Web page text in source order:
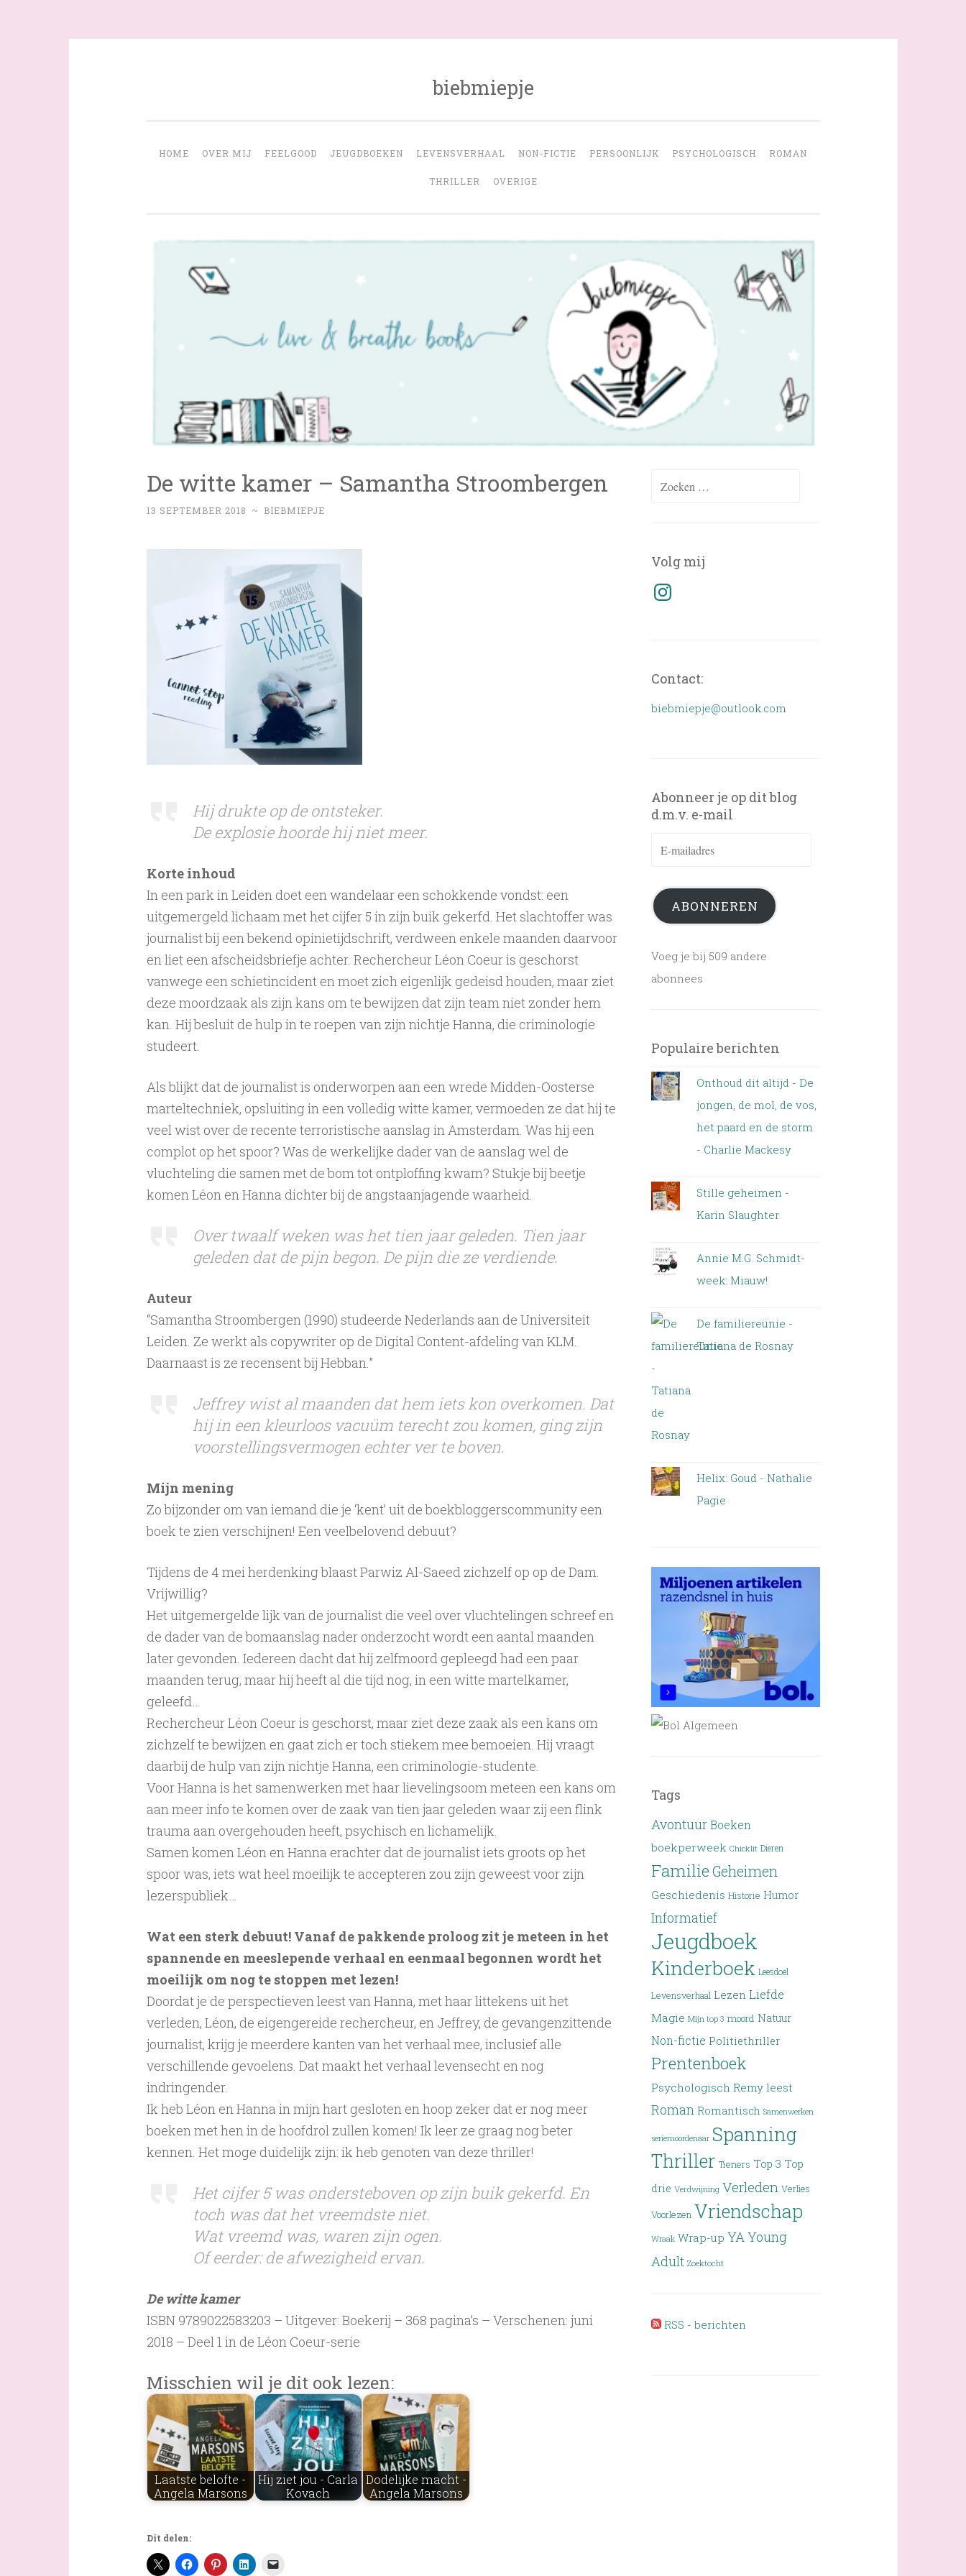
biebmiepje
HOME OVER MIJ FEELGOOD JEUGDBOEKEN LEVENSVERHAAL NON-FICTIE PERSOONLIJK PSYCHOLOGISCH ROMAN
THRILLER OVERIGE
De witte kamer – Samantha Stroombergen
13 SEPTEMBER 2018 ~ BIEBMIEPJE
Hij drukte op de ontsteker.
De explosie hoorde hij niet meer.
Korte inhoud
In een park in Leiden doet een wandelaar een schokkende vondst: een
uitgemergeld lichaam met het cijfer 5 in zijn buik gekerfd. Het slachtoffer was
journalist bij een bekend opinietijdschrift, verdween enkele maanden daarvoor
en liet een afscheidsbriefje achter. Rechercheur Léon Coeur is geschorst
vanwege een schietincident en moet zich eigenlijk gedeisd houden, maar ziet
deze moordzaak als zijn kans om te bewijzen dat zijn team niet zonder hem
kan. Hij besluit de hulp in te roepen van zijn nichtje Hanna, die criminologie
studeert.
Als blijkt dat de journalist is onderworpen aan een wrede Midden-Oosterse
marteltechniek, opsluiting in een volledig witte kamer, vermoeden ze dat hij te
veel wist over de recente terroristische aanslag in Amsterdam. Was hij een
complot op het spoor? Was de werkelijke dader van de aanslag wel de
vluchteling die samen met de bom tot ontploffing kwam? Stukje bij beetje
komen Léon en Hanna dichter bij de angstaanjagende waarheid.
Over twaalf weken was het tien jaar geleden. Tien jaar
geleden dat de pijn begon. De pijn die ze verdiende.
Auteur
“Samantha Stroombergen (1990) studeerde Nederlands aan de Universiteit
Leiden. Ze werkt als copywriter op de Digital Content-afdeling van KLM.
Daarnaast is ze recensent bij Hebban.”
Jeffrey wist al maanden dat hem iets kon overkomen. Dat
hij in een kleurloos vacuüm terecht zou komen, ging zijn
voorstellingsvermogen echter ver te boven.
Mijn mening
Zo bijzonder om van iemand die je ‘kent’ uit de boekbloggerscommunity een
boek te zien verschijnen! Een veelbelovend debuut?
Tijdens de 4 mei herdenking blaast Parwiz Al-Saeed zichzelf op op de Dam.
Vrijwillig?
Het uitgemergelde lijk van de journalist die veel over vluchtelingen schreef en
de dader van de bomaanslag nader onderzocht wordt een aantal maanden
later gevonden. Iedereen dacht dat hij zelfmoord gepleegd had een paar
maanden terug, maar hij heeft al die tijd nog, in een witte martelkamer,
geleefd…
Rechercheur Léon Coeur is geschorst, maar ziet deze zaak als een kans om
zichzelf te bewijzen en gaat zich er toch stiekem mee bemoeien. Hij vraagt
daarbij de hulp van zijn nichtje Hanna, een criminologie-studente.
Voor Hanna is het samenwerken met haar lievelingsoom meteen een kans om
aan meer info te komen over de zaak van tien jaar geleden waar zij een flink
trauma aan overgehouden heeft, psychisch en lichamelijk.
Samen komen Léon en Hanna erachter dat de journalist iets groots op het
spoor was, iets wat heel moeilijk te accepteren zou zijn geweest voor zijn
lezerspubliek…
Wat een sterk debuut! Vanaf de pakkende proloog zit je meteen in het
spannende en meeslepende verhaal en eenmaal begonnen wordt het
moeilijk om nog te stoppen met lezen!
Doordat je de perspectieven leest van Hanna, met haar littekens uit het
verleden, Léon, de eigengereide rechercheur, en Jeffrey, de gevangenzittende
journalist, krijg je meerdere kanten van het verhaal mee, inclusief alle
verschillende gevoelens. Dat maakt het verhaal levensecht en nog
indringender.
Ik heb Léon en Hanna in mijn hart gesloten en hoop zeker dat er nog meer
boeken met hen in de hoofdrol zullen komen! Ik leer ze graag nog beter
kennen. Het moge duidelijk zijn: ik heb genoten van deze thriller!
Het cijfer 5 was ondersteboven op zijn buik gekerfd. En
toch was dat het vreemdste niet.
Wat vreemd was, waren zijn ogen.
Of eerder: de afwezigheid ervan.
De witte kamer
ISBN 9789022583203 – Uitgever: Boekerij – 368 pagina’s – Verschenen: juni
2018 – Deel 1 in de Léon Coeur-serie
Misschien wil je dit ook lezen:
Laatste belofte -
Angela Marsons
Hij ziet jou - Carla
Kovach
Dodelijke macht -
Angela Marsons
Dit delen:
Zoeken
Volg mij
Instagram
Contact:
biebmiepje@outlook.com
Abonneer je op dit blog
d.m.v. e-mail
ABONNEREN
Voeg je bij 509 andere
abonnees
Populaire berichten
Onthoud dit altijd - De
jongen, de mol, de vos,
het paard en de storm
- Charlie Mackesy
Stille geheimen -
Karin Slaughter
Annie M.G. Schmidt-
week: Miauw!
De familiereünie -
Tatiana de Rosnay
Helix: Goud - Nathalie
Pagie
Tags
Avontuur Boeken
boekperweek Chicklit Dieren
Familie Geheimen
Geschiedenis Historie Humor
Informatief
Jeugdboek
Kinderboek Leesdoel
Levensverhaal Lezen Liefde
Magie Mijn top 3 moord Natuur
Non-fictie Politiethriller
Prentenboek
Psychologisch Remy leest
Roman Romantisch Samenwerken
seriemoordenaar Spanning
Thriller Tieners Top 3 Top
drie Verdwijning Verleden Verlies
Voorlezen Vriendschap
Wraak Wrap-up YAYoung
Adult Zoektocht
RSS - berichten